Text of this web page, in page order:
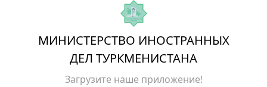
МИНИСТЕРСТВО ИНОСТРАННЫХ
ДЕЛ ТУРКМЕНИСТАНА
Загрузите наше приложение!